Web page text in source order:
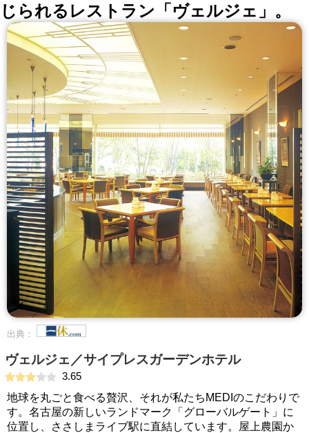
じられるレストラン「ヴェルジェ」。
出典：
ヴェルジェ／サイプレスガーデンホテル
3.65
地球を丸ごと食べる贅沢、それが私たちMEDIのこだわりで
す。名古屋の新しいランドマーク「グローバルゲート」に
位置し、ささしまライブ駅に直結しています。屋上農園か